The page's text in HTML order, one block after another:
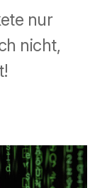
nur
nicht,